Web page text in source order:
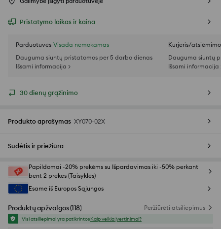
Pristatymo laikas ir kaina
Parduotuvės Visada nemokamas
Dauguma siuntų pristatomos per 5 darbo dienas
Išsami informacija >
Kurjeris/
Dauguma siuntų
Išsami informacija
30 dienų grąžinimo
Produkto aprašymas XY070-02X
Sudėtis ir priežiūra
Papildomai -20% prekėms su Išpardavimas iki -50% perkant
bent 2 prekes (Taisyklės)
Esame iš Europos Sąjungos
Produktų apžvalgos(118) Peržiūrėti atsiliepimus
Visi atsiliepimai yra patikrintosKaip veikia įvertinimai?